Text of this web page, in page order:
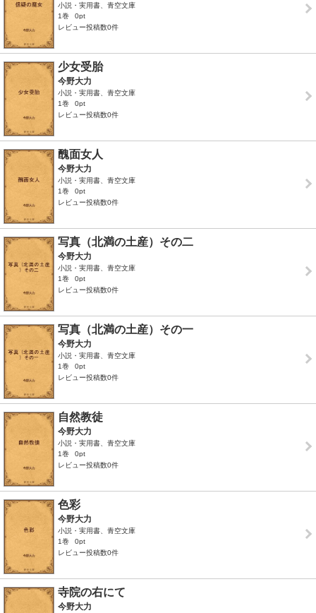
小説・実用書、青空文庫
1巻
0pt
レビュー投稿数0件
少女受胎
今野大力
小説・実用書、青空文庫
1巻
0pt
レビュー投稿数0件
醜面女人
今野大力
小説・実用書、青空文庫
1巻
0pt
レビュー投稿数0件
写真（北満の土産）その二
今野大力
小説・実用書、青空文庫
1巻
0pt
レビュー投稿数0件
写真（北満の土産）その一
今野大力
小説・実用書、青空文庫
1巻
0pt
レビュー投稿数0件
自然教徒
今野大力
小説・実用書、青空文庫
1巻
0pt
レビュー投稿数0件
色彩
今野大力
小説・実用書、青空文庫
1巻
0pt
レビュー投稿数0件
寺院の右にて
今野大力